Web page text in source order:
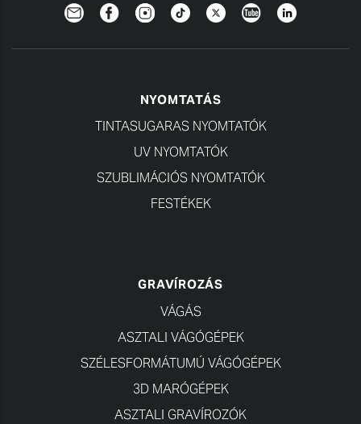
NewsletterFacebookInstagramTikTokTwitterYouTubeLinkedIn
NYOMTATÁS
TINTASUGARAS NYOMTATÓK
UV NYOMTATÓK
SZUBLIMÁCIÓS NYOMTATÓK
FESTÉKEK
GRAVÍROZÁS
VÁGÁS
ASZTALI VÁGÓGÉPEK
SZÉLESFORMÁTUMÚ VÁGÓGÉPEK
3D MARÓGÉPEK
ASZTALI GRAVÍROZÓK